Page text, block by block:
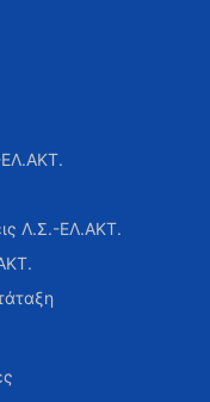
ΕΛ.ΑΚΤ.
Λ.Σ.-ΕΛ.ΑΚΤ.